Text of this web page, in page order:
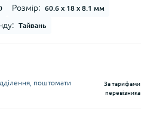
Розмір: 60.6 x 18 x 8.1 мм
Тайвань
поштомати
За тарифами
перевізника